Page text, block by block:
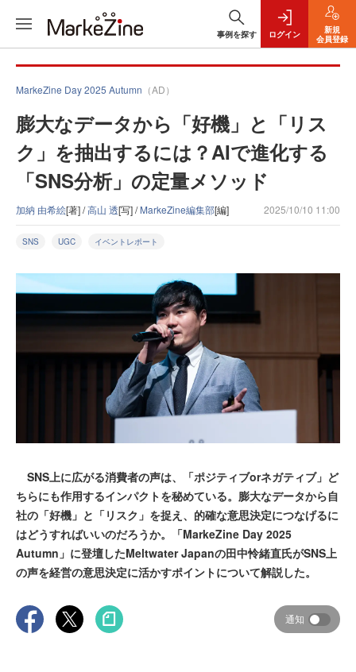
事例を探す ログイン
新規
会員登録
MarkeZine Day 2025 Autumn （AD）
膨大なデータから「好機」と「リス
ク」を抽出するには？AIで進化する
「SNS分析」の定量メソッド
加納 由希絵[著] /高山 透[写] /MarkeZine編集部[編] 2025/10/10 11:00
SNS UGC イベントレポート
SNS上に広がる消費者の声は、「ポジティブorネガティブ」ど
ちらにも作用するインパクトを秘めている。膨大なデータから自
社の「好機」と「リスク」を捉え、的確な意思決定につなげるに
はどうすればいいのだろうか。「MarkeZine Day 2025
Autumn」に登壇したMeltwater Japanの田中怜緒直氏がSNS上
の声を経営の意思決定に活かすポイントについて解説した。
通知